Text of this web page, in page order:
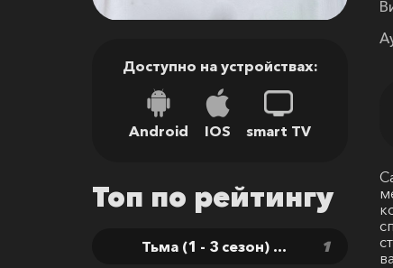
Доступно на устройствах:
Android IOS smart TV
Топ по рейтингу
Тьма (1 - 3 сезон) / Dark